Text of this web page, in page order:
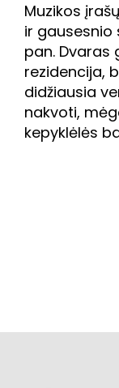
Muzikos
ir gausesnio
pan. Dvaras
rezidencija,
didžiausia
nakvoti,
kepyklėlės